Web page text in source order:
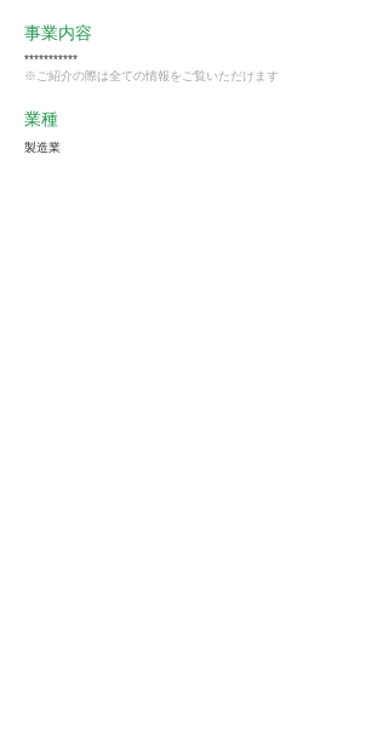
事業内容
***********
※ご紹介の際は全ての情報をご覧いただけます
業種
製造業